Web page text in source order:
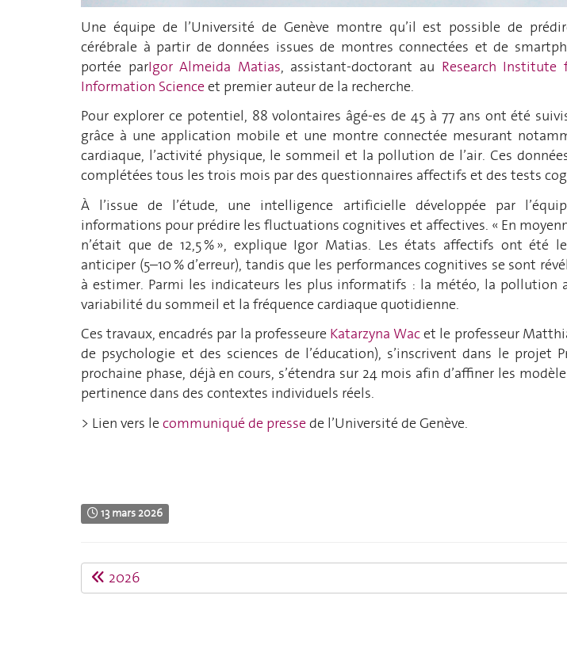
Une équipe de l’Université de Genève montre qu’il est possible de
cérébrale à partir de données issues de montres connectées et de
portée parIgor Almeida Matias, assistant-doctorant au Research
Information Scienceet premier auteur de la recherche.
Pour explorer ce potentiel, 88 volontaires âgé-es de 45 à 77 ans ont été
grâce à une application mobile et une montre connectée mesurant
cardiaque, l’activité physique, le sommeil et la pollution de l’air. Ces
complétées tous les trois mois par des questionnaires affectifs et des tests
À l’issue de l’étude, une intelligence artificielle développée par
informations pour prédire les fluctuations cognitives et affectives. « En
n’était que de 12,5 % », explique Igor Matias. Les états affectifs ont été
anticiper (5–10 % d’erreur), tandis que les performances cognitives se sont
à estimer. Parmi les indicateurs les plus informatifs : la météo, la pollution
variabilité du sommeil et la fréquence cardiaque quotidienne.
Ces travaux, encadrés par la professeure Katarzyna Wacet le professeur
de psychologie et des sciences de l’éducation), s’inscrivent dans le projet
prochaine phase, déjà en cours, s’étendra sur 24 mois afin d’affiner les
pertinence dans des contextes individuels réels.
> Lien vers lecommuniqué de pressede l’Université de Genève.
13 mars 2026
2026